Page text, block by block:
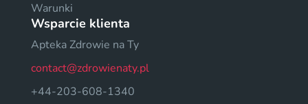
Warunki
Wsparcie klienta
Apteka Zdrowie na Ty
contact@zdrowienaty.pl
+44-203-608-1340